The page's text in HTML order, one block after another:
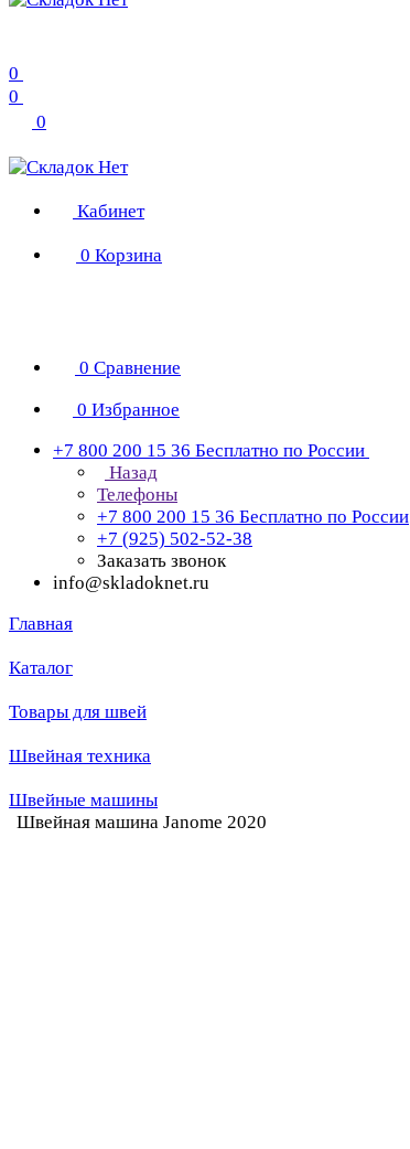
0
0
0
Кабинет
0 Корзина
0 Сравнение
0 Избранное
+7 800 200 15 36 Бесплатно по России
Назад
Телефоны
+7 800 200 15 36 Бесплатно по России
+7 (925) 502-52-38
Заказать звонок
info@skladoknet.ru
Главная
Каталог
Товары для швей
Швейная техника
Швейные машины
Швейная машина Janome 2020